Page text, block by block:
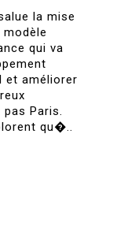
la mise
modèle
qui va
et améliorer
pas Paris.
qu�..